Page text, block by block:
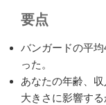
要点
バンガードの平
った。
あなたの年齢、
大きさに影響する